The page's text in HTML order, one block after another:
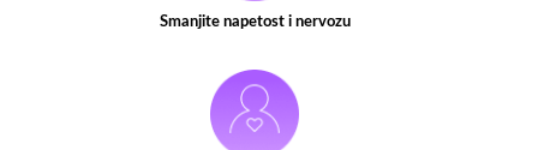
Smanjite napetost i nervozu